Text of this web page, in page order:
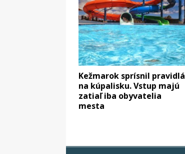
Kežmarok sprísnil pravidlá
na kúpalisku. Vstup majú
zatiaľ iba obyvatelia
mesta